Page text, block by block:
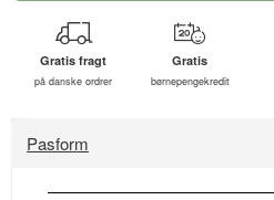
Gratis fragt
på danske ordrer
Gratis
børnepengekredit
Pasform